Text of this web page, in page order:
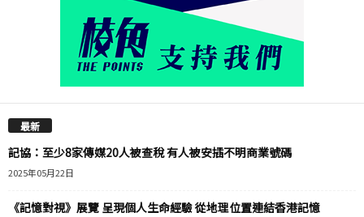
最新
記協：至少8家傳媒20人被查稅 有人被安插不明商業號碼
2025年05月22日
《記憶對視》展覽 呈現個人生命經驗 從地理位置連結香港記憶